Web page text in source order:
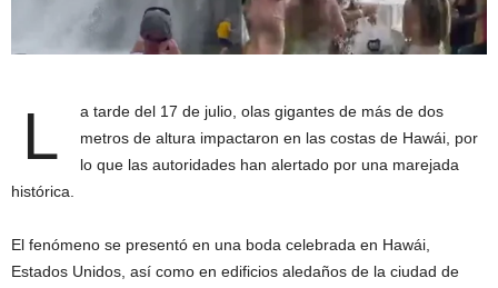
L
a tarde del 17 de julio, olas gigantes de más de dos
metros de altura impactaron en las costas de Hawái, por
lo que las autoridades han alertado por una marejada
histórica.
El fenómeno se presentó en una boda celebrada en Hawái,
Estados Unidos, así como en edificios aledaños de la ciudad de